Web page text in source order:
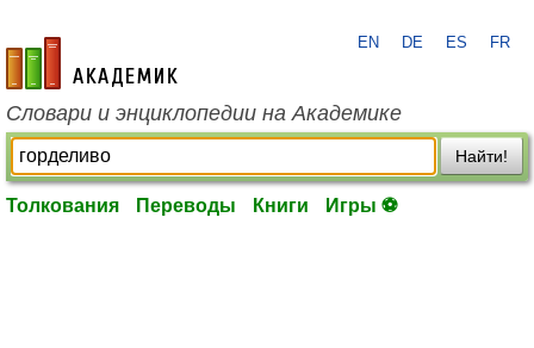
academic.ru
EN DE ES FR
Словари и энциклопедии на Академике
Найти!
Толкования Переводы Книги Игры ⚽